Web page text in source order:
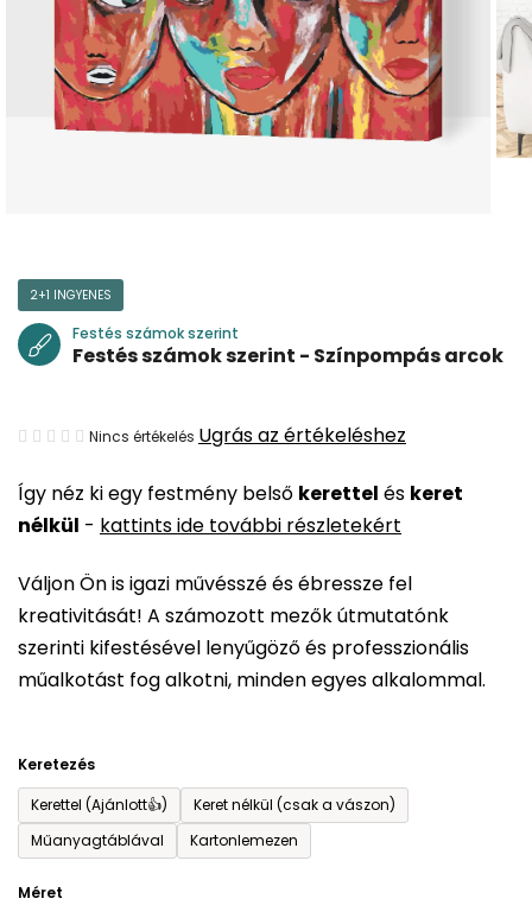
Így néz ki egy festmény belső kerettel és keret
nélkül - kattints ide további részletekért
Váljon Ön is igazi művésszé és ébressze fel
kreativitását! A számozott mezők útmutatónk
szerinti kifestésével lenyűgöző és professzionális
műalkotást fog alkotni, minden egyes alkalommal.
Keretezés
Kerettel (Ajánlott👍)
Keret nélkül (csak a vászon)
Műanyagtáblával
Kartonlemezen
Méret
2+1 INGYENES
Festés számok szerint
Festés számok szerint - Színpompás arcok
A
átlagos
értékelése
ből
0,0
csillag.
Nincs értékelés Ugrás az értékeléshez